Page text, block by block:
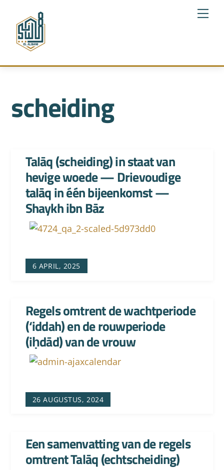
content
scheiding
6 APRIL, 2025
Talāq (scheiding) in staat van
hevige woede — Drievoudige
talāq in één bijeenkomst —
Shaykh ibn Bāz
26 AUGUSTUS, 2024
Regels omtrent de wachtperiode
(‘iddah) en de rouwperiode
(iḥdād) van de vrouw
Een samenvatting van de regels
omtrent Talāq (echtscheiding)